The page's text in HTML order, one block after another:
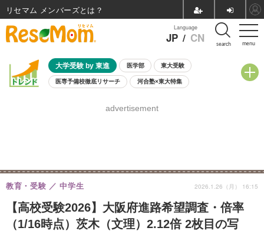
menu
Language
JP / CN search
大学受験 by 東進 医学部 東大受験
医専予備校徹底リサーチ 河合塾×東大特集
8月開催学校説明会・相談会
advertisement
【高校受験2026】大阪府進路希望調査・倍率
（1/16時点）茨木（文理）2.12倍 2枚目の写
教育・受験 中学生 2026.1.26（月） 16:15
リセマム メンバーズ